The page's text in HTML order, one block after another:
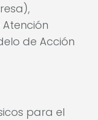
de Acción
para el